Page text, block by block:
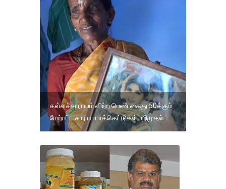
கள்ளச்சாராயம் விற்ற பெண் கைது 50க்கும்
மேற்பட்ட சாராய பாக்கெட்டுகள் பறிமுதல்.